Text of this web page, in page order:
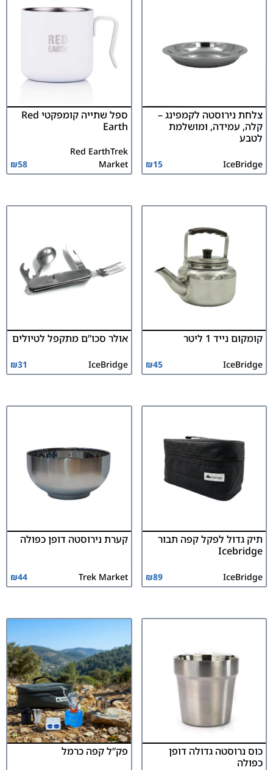
צלחת נירוסטה לקמפינג –
קלה, עמידה, ומושלמת
לטבע
IceBridge
₪15
ספל שתייה קומפקטי Red
Earth
Red EarthTrek
Market
₪58
קומקום נייד 1 ליטר
IceBridge
₪45
אולר סכו”ם מתקפל לטיולים
IceBridge
₪31
תיק גדול לפקל קפה תבור
Icebridge
IceBridge
₪89
קערת נירוסטה דופן כפולה
Trek Market
₪44
כוס נרוסטה גדולה דופן
כפולה
פק”ל קפה כרמל